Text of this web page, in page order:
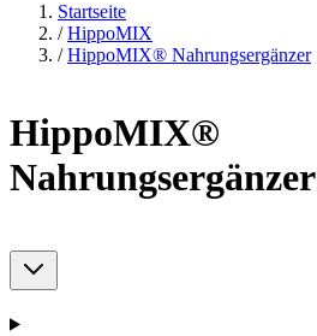
Startseite
/ HippoMIX
/ HippoMIX® Nahrungsergänzer
HippoMIX®
Nahrungsergänzer